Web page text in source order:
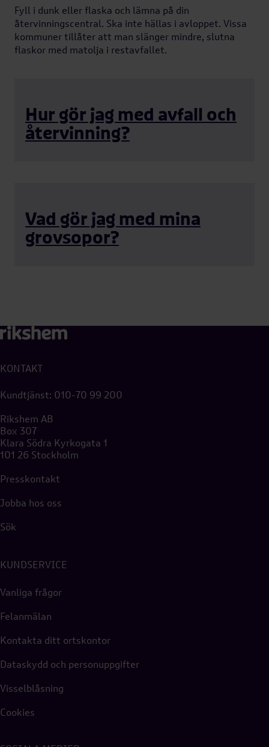
Fyll i dunk eller flaska och lämna på din
återvinningscentral. Ska inte hällas i avloppet. Vissa
kommuner tillåter att man slänger mindre, slutna
flaskor med matolja i restavfallet.
Hur gör jag med avfall och
återvinning?
Vad gör jag med mina
grovsopor?
KONTAKT
Kundtjänst: 010-70 99 200
Rikshem AB
Box 307
Klara Södra Kyrkogata 1
101 26 Stockholm
Presskontakt
Jobba hos oss
Sök
KUNDSERVICE
Vanliga frågor
Felanmälan
Kontakta ditt ortskontor
Dataskydd och personuppgifter
Visselblåsning
Cookies